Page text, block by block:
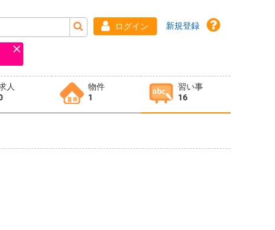
ログイン 新規登録
人
物件
1
習い事
16